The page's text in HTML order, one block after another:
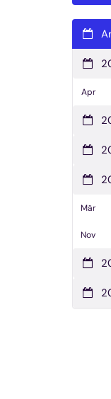
Apr
Mär
Nov